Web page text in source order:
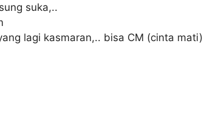
suka,..
lagi kasmaran,.. bisa CM (cinta mati)